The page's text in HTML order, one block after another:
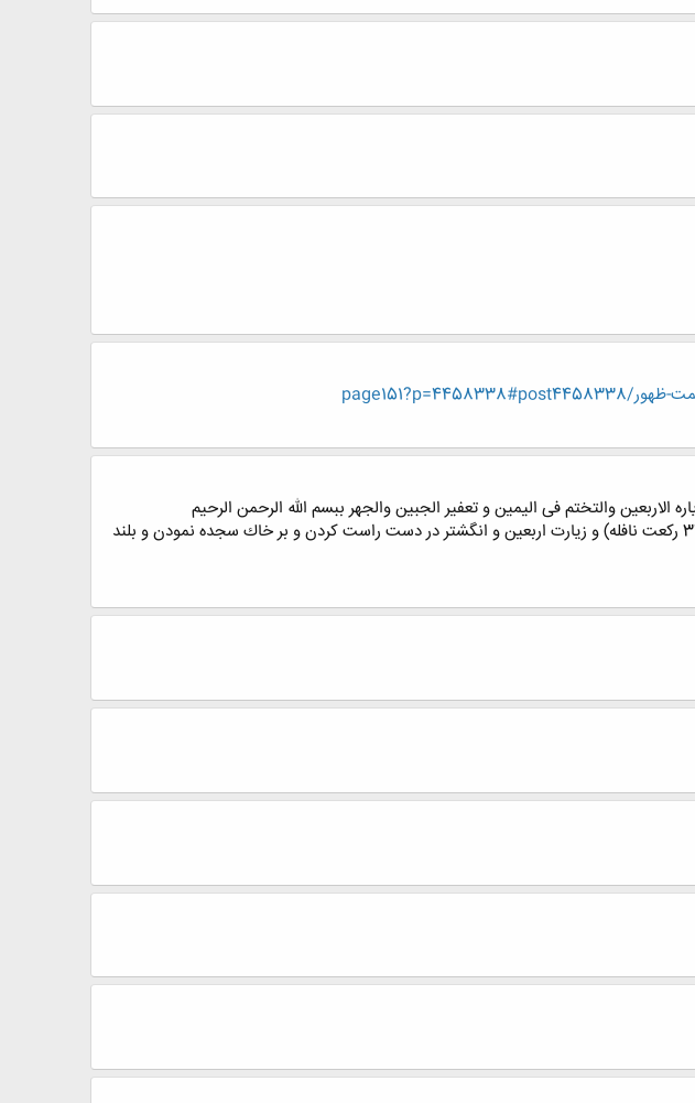
والتختم فی الیمین و تعفیر الجبین والجهر ببسم الله الرحمن الرحیم
علامات مومن پنج چیز است: 51 ركعت نمازگذاردن در هر شب و روز (17 ركعت نماز واجب و 34 ركعت نافله) و زیارت اربعین و انگشتر در دست راست كردن و بر خاك سجده نمودن و بلند